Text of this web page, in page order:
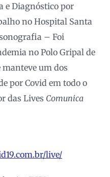
e Diagnóstico por
no Hospital Santa
– Foi
no Polo Gripal de
um dos
por Covid em todo o
das Lives Comunica
live/